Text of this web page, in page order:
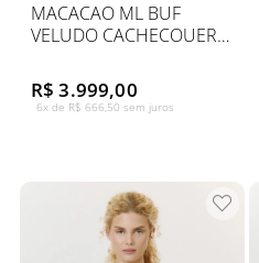
MACACAO ML BUF
VELUDO CACHECOUER
R$ 3.999,00
6x de R$ 666,50 sem juros